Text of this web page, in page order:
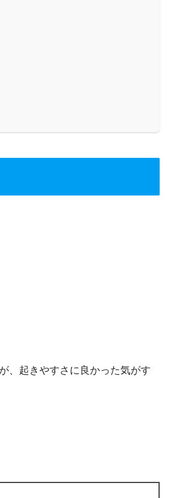
、起きやすさに良かった気がす